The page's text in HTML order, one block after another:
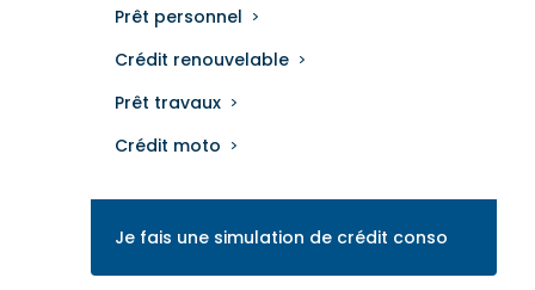
Prêt personnel
Crédit renouvelable
Prêt travaux
Crédit moto
Je fais une simulation de crédit conso